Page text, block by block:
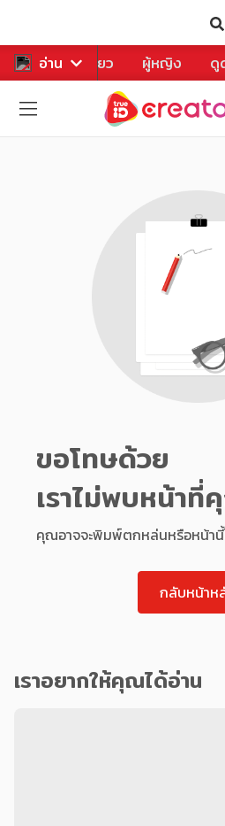
อ่าน
หาร ท่องเที่ยว ผู้หญิง ดู
ขอโทษด้วย
เราไม่พบหน้า
คุณอาจจะพิมพ์ตกหล่นหรือหน้า
กลับหน้าห
เราอยากให้คุณได้อ่าน